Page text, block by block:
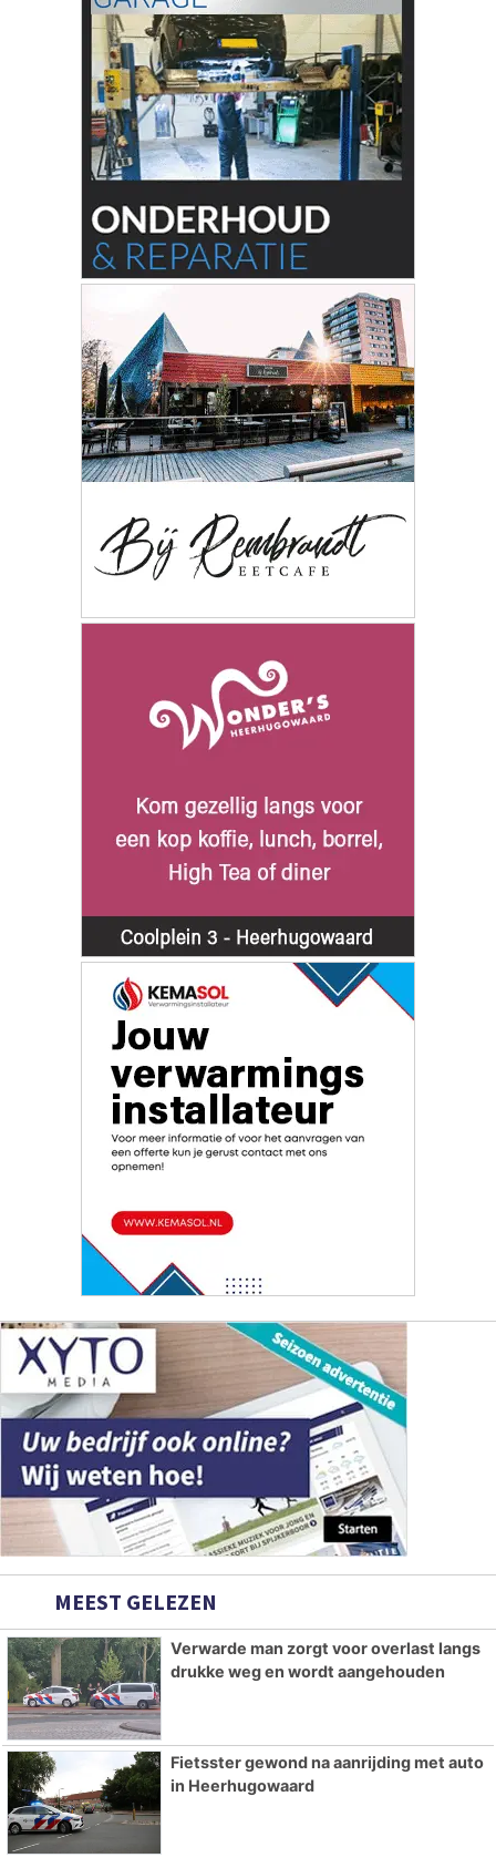
MEEST GELEZEN
Verwarde man zorgt voor overlast langs
drukke weg en wordt aangehouden
Fietsster gewond na aanrijding met auto
in Heerhugowaard